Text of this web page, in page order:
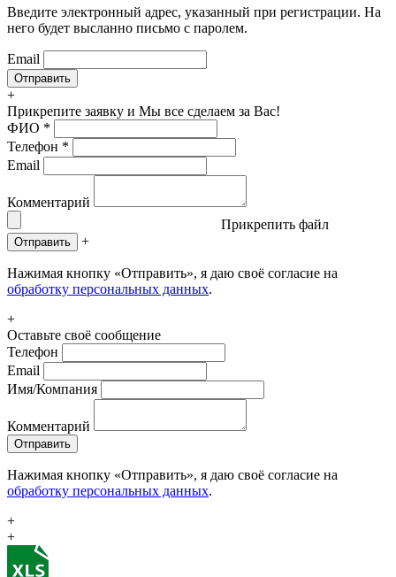
Введите электронный адрес, указанный при регистрации. На
него будет высланно письмо с паролем.
Email
+
Прикрепите заявку и Мы все сделаем за Вас!
ФИО *
Телефон *
Email
Комментарий
Прикрепить файл
Отправить +
Нажимая кнопку «Отправить», я даю своё согласие на
обработку персональных данных.
+
Оставьте своё сообщение
Телефон
Email
Имя/Компания
Комментарий
Отправить
Нажимая кнопку «Отправить», я даю своё согласие на
обработку персональных данных.
+
+